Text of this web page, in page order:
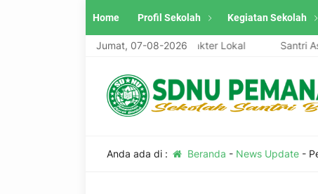
Home Profil Sekolah Kegiatan Sekolah
Jumat, 07-08-2026
Berwawasan Global, Berkarakter Lokal Santri
Anda ada di : Beranda - News Update-